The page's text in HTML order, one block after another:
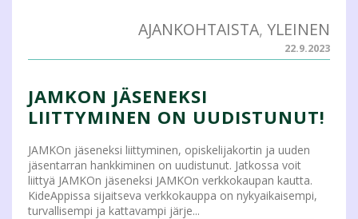
AJANKOHTAISTA, YLEINEN
22.9.2023
JAMKON JÄSENEKSI
LIITTYMINEN ON UUDISTUNUT!
JAMKOn jäseneksi liittyminen, opiskelijakortin ja uuden
jäsentarran hankkiminen on uudistunut. Jatkossa voit
liittyä JAMKOn jäseneksi JAMKOn verkkokaupan kautta.
KideAppissa sijaitseva verkkokauppa on nykyaikaisempi,
turvallisempi ja kattavampi järje...